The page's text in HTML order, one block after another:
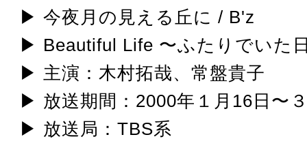
▶ 今夜月の見える丘に / B'z
▶ Beautiful Life 〜ふたりでいた
▶ 主演：木村拓哉、常盤貴子
▶ 放送期間：2000年１月16日〜
▶ 放送局：TBS系